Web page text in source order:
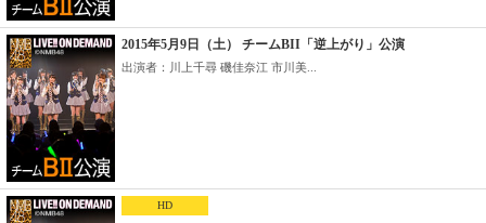
2015年5月9日（土） チームBII「逆上がり」公演
出演者：川上千尋 磯佳奈江 市川美...
HD